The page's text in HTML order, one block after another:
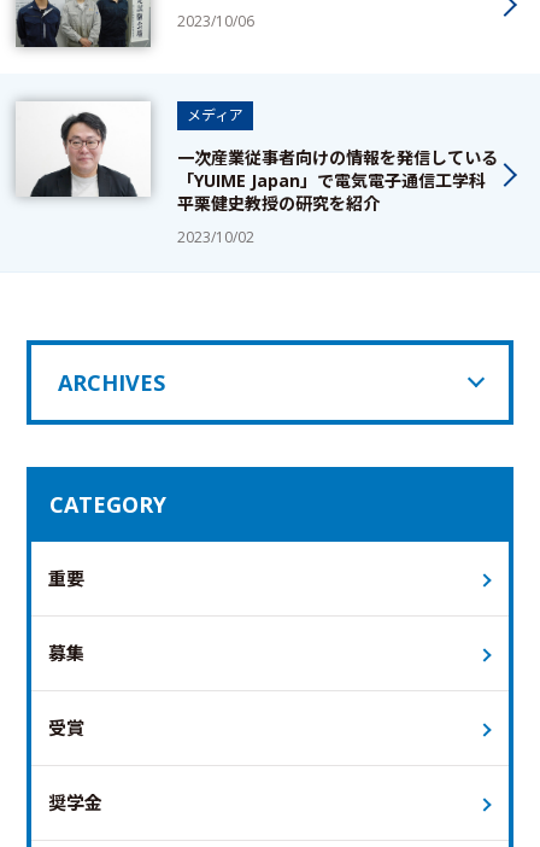
2023/10/06
メディア
一次産業従事者向けの情報を発信している
「YUIME Japan」で電気電子通信工学科
平栗健史教授の研究を紹介
2023/10/02
ARCHIVES
CATEGORY
重要
募集
受賞
奨学金